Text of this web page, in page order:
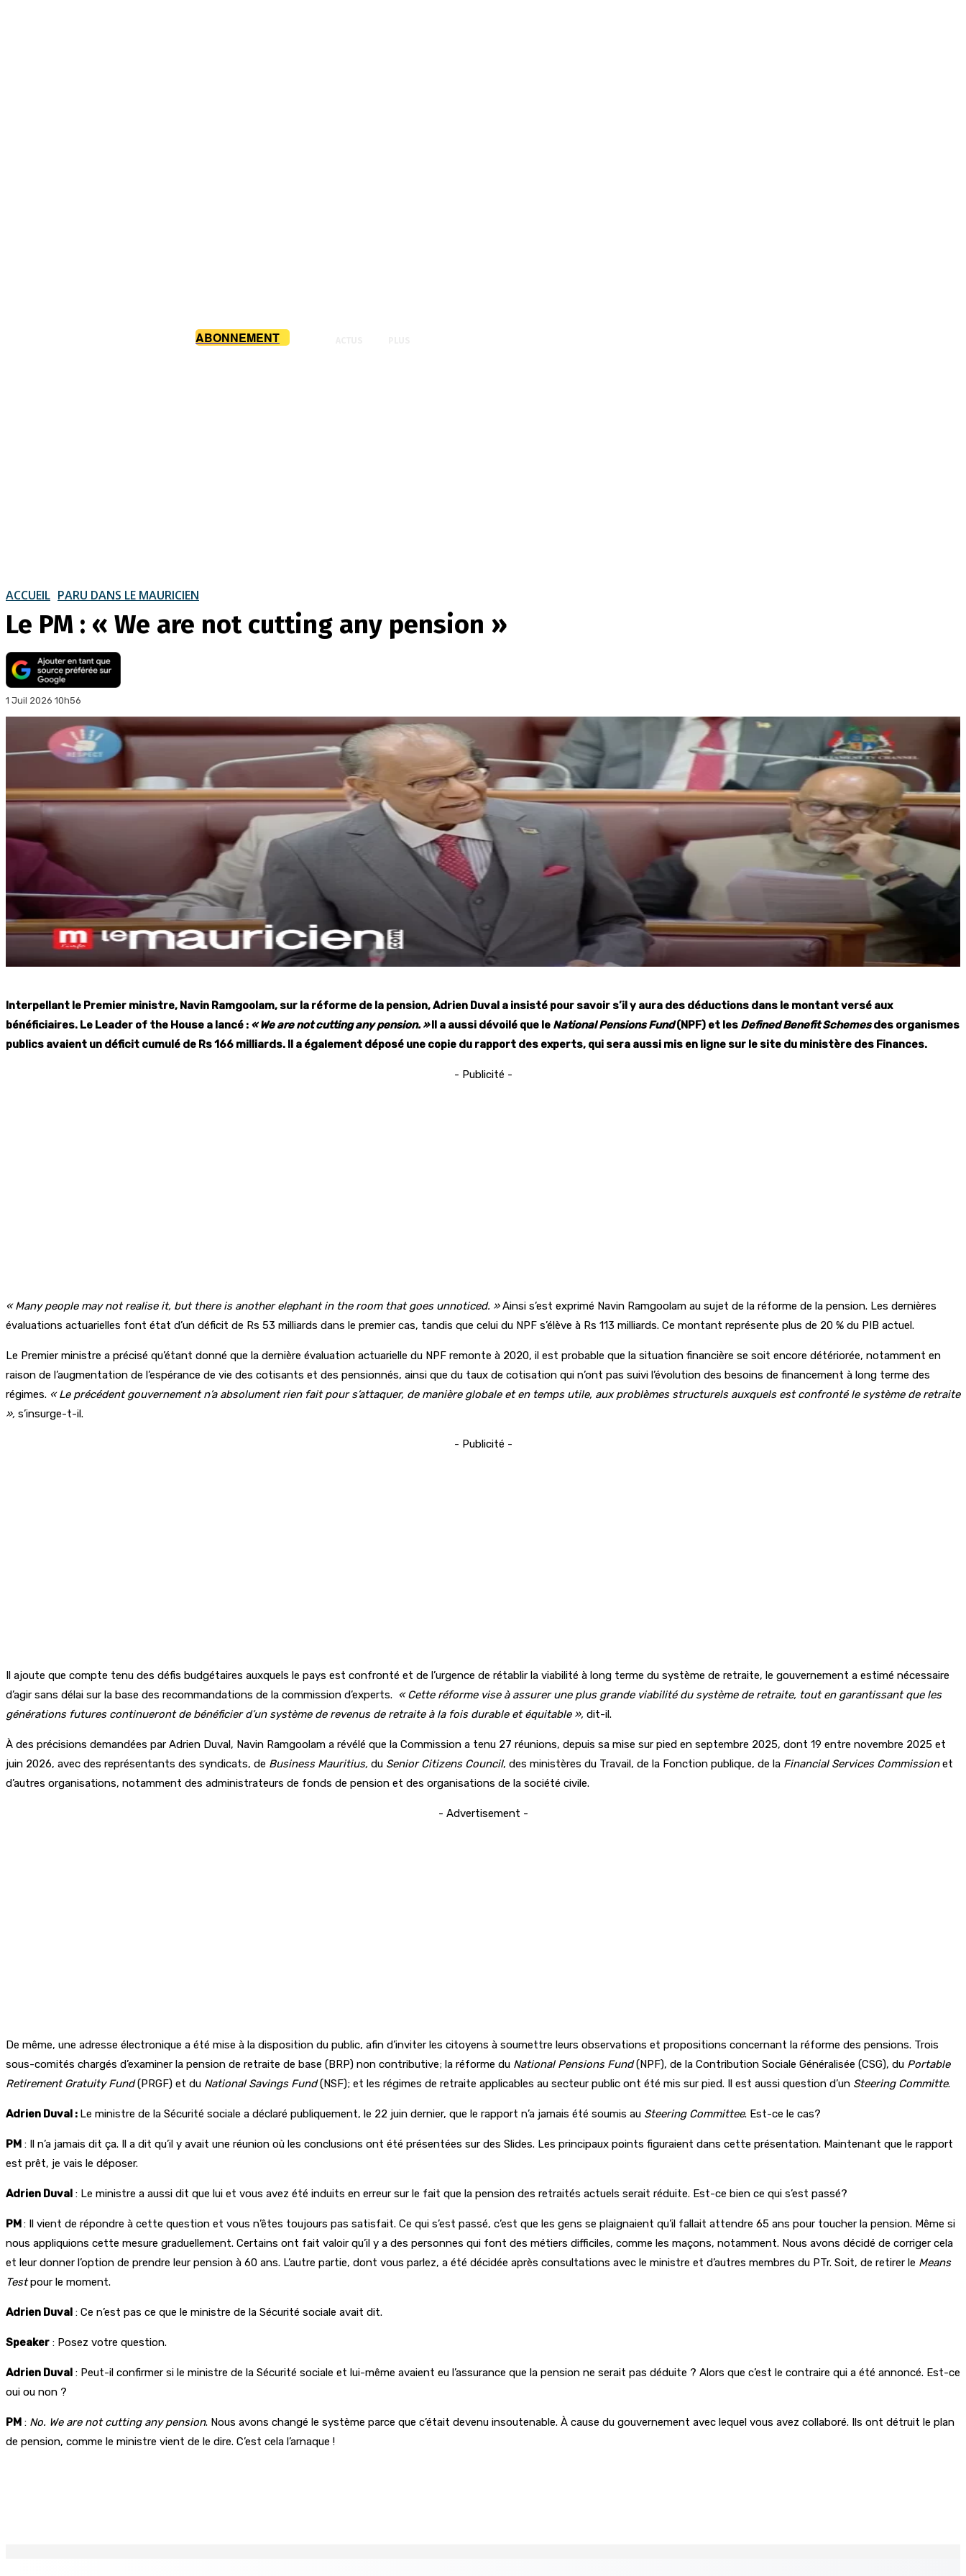
ABONNEMENT
ACCUEIL PARU DANS LE MAURICIEN
Le PM : « We are not cutting any pension »
1 Juil 2026 10h56
Interpellant le Premier ministre, Navin Ramgoolam, sur la réforme de la pension, Adrien Duval a insisté pour savoir s’il y aura des déductions dans le montant versé aux
bénéficiaires. Le Leader of the House a lancé : « We are not cutting any pension. »Il a aussi dévoilé que le National Pensions Fund(NPF) et les Defined Benefit Schemesdes organismes
publics avaient un déficit cumulé de Rs 166 milliards. Il a également déposé une copie du rapport des experts, qui sera aussi mis en ligne sur le site du ministère des Finances.
- Publicité -
« Many people may not realise it, but there is another elephant in the room that goes unnoticed. »Ainsi s’est exprimé Navin Ramgoolam au sujet de la réforme de la pension. Les dernières
évaluations actuarielles font état d’un déficit de Rs 53 milliards dans le premier cas, tandis que celui du NPF s’élève à Rs 113 milliards. Ce montant représente plus de 20 % du PIB actuel.
Le Premier ministre a précisé qu’étant donné que la dernière évaluation actuarielle du NPF remonte à 2020, il est probable que la situation financière se soit encore détériorée, notamment en
raison de l’augmentation de l’espérance de vie des cotisants et des pensionnés, ainsi que du taux de cotisation qui n’ont pas suivi l’évolution des besoins de financement à long terme des
régimes. « Le précédent gouvernement n’a absolument rien fait pour s’attaquer, de manière globale et en temps utile, aux problèmes structurels auxquels est confronté le système de retraite
», s’insurge-t-il.
- Publicité -
Il ajoute que compte tenu des défis budgétaires auxquels le pays est confronté et de l’urgence de rétablir la viabilité à long terme du système de retraite, le gouvernement a estimé nécessaire
d’agir sans délai sur la base des recommandations de la commission d’experts. « Cette réforme vise à assurer une plus grande viabilité du système de retraite, tout en garantissant que les
générations futures continueront de bénéficier d’un système de revenus de retraite à la fois durable et équitable », dit-il.
À des précisions demandées par Adrien Duval, Navin Ramgoolam a révélé que la Commission a tenu 27 réunions, depuis sa mise sur pied en septembre 2025, dont 19 entre novembre 2025 et
juin 2026, avec des représentants des syndicats, de Business Mauritius, du Senior Citizens Council, des ministères du Travail, de la Fonction publique, de la Financial Services Commissionet
d’autres organisations, notamment des administrateurs de fonds de pension et des organisations de la société civile.
- Advertisement -
De même, une adresse électronique a été mise à la disposition du public, afin d’inviter les citoyens à soumettre leurs observations et propositions concernant la réforme des pensions. Trois
sous-comités chargés d’examiner la pension de retraite de base (BRP) non contributive; la réforme du National Pensions Fund(NPF), de la Contribution Sociale Généralisée (CSG), du Portable
Retirement Gratuity Fund(PRGF) et du National Savings Fund(NSF); et les régimes de retraite applicables au secteur public ont été mis sur pied. Il est aussi question d’un Steering Committe.
Adrien Duval : Le ministre de la Sécurité sociale a déclaré publiquement, le 22 juin dernier, que le rapport n’a jamais été soumis au Steering Committee. Est-ce le cas?
PM : Il n’a jamais dit ça. Il a dit qu’il y avait une réunion où les conclusions ont été présentées sur des Slides. Les principaux points figuraient dans cette présentation. Maintenant que le rapport
est prêt, je vais le déposer.
Adrien Duval : Le ministre a aussi dit que lui et vous avez été induits en erreur sur le fait que la pension des retraités actuels serait réduite. Est-ce bien ce qui s’est passé?
PM: Il vient de répondre à cette question et vous n’êtes toujours pas satisfait. Ce qui s’est passé, c’est que les gens se plaignaient qu’il fallait attendre 65 ans pour toucher la pension. Même si
nous appliquions cette mesure graduellement. Certains ont fait valoir qu’il y a des personnes qui font des métiers difficiles, comme les maçons, notamment. Nous avons décidé de corriger cela
et leur donner l’option de prendre leur pension à 60 ans. L’autre partie, dont vous parlez, a été décidée après consultations avec le ministre et d’autres membres du PTr. Soit, de retirer le Means
Testpour le moment.
Adrien Duval : Ce n’est pas ce que le ministre de la Sécurité sociale avait dit.
Speaker : Posez votre question.
Adrien Duval : Peut-il confirmer si le ministre de la Sécurité sociale et lui-même avaient eu l’assurance que la pension ne serait pas déduite ? Alors que c’est le contraire qui a été annoncé. Est-ce
oui ou non ?
PM : No. We are not cutting any pension. Nous avons changé le système parce que c’était devenu insoutenable. À cause du gouvernement avec lequel vous avez collaboré. Ils ont détruit le plan
de pension, comme le ministre vient de le dire. C’est cela l’arnaque !